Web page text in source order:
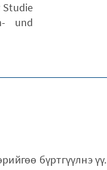
und
бүртгүүлнэ үү.